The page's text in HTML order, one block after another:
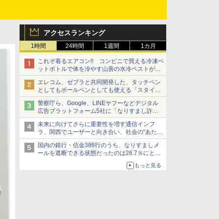
アクセスランキング
1時間 24時間 1週間 1カ月
これぞ着るエアコン!! コンビニで買える冷凍ペ
ットボトルで体を冷やす山善の水冷ベストがロ
ードバイクにちょうどいい【ぼっち・ざ・ろー
ど！その14】【空いた時間でなにしてる？】
エレコム、ゼブラと共同開発した、タッチペン
としてもボールペンとしても使える「スタイラ
スツーウェイ」発売 iPadにも紙にも、持ち替
えずに書き込める
警察庁ら、Google、LINEヤフーなどデジタル
広告プラットフォーム5社に「なりすまし詐欺
広告」対策強化を要請 著名人の写真や映像を
使った投資詐欺などへの対策として
未来に向けてさらに重要性を増す通信インフ
ラ、関西でユーザーと向き合い、社会の“あたら
しい”を起動し続ける～オプテージ
国内の銀行・信金386行のうち、なりすましメ
ールを遮断できる状態だったのは26.7％にとど
まる～GMOブランドセキュリティ調査
もっと見る